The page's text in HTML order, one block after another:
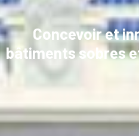
Concevoir et
bâtiments sobres